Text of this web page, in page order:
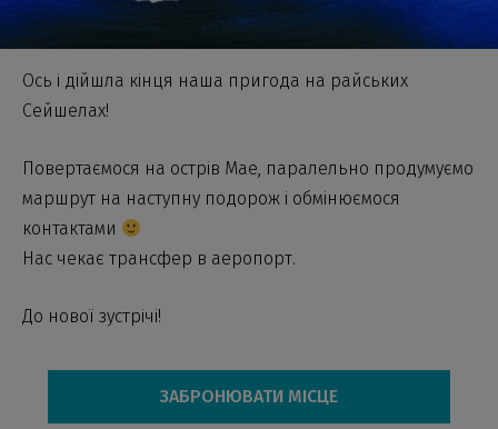
Ось і дійшла кінця наша пригода на райських
Сейшелах!
Повертаємося на острів Мае, паралельно продумуємо
маршрут на наступну подорож і обмінюємося
контактами
Нас чекає трансфер в аеропорт.
До нової зустрічі!
ЗАБРОНЮВАТИ МІСЦЕ